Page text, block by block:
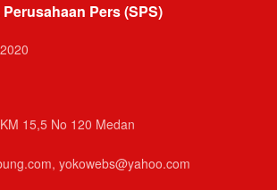
Pers (SPS)
15,5 No 120 Medan
yokowebs@yahoo.com